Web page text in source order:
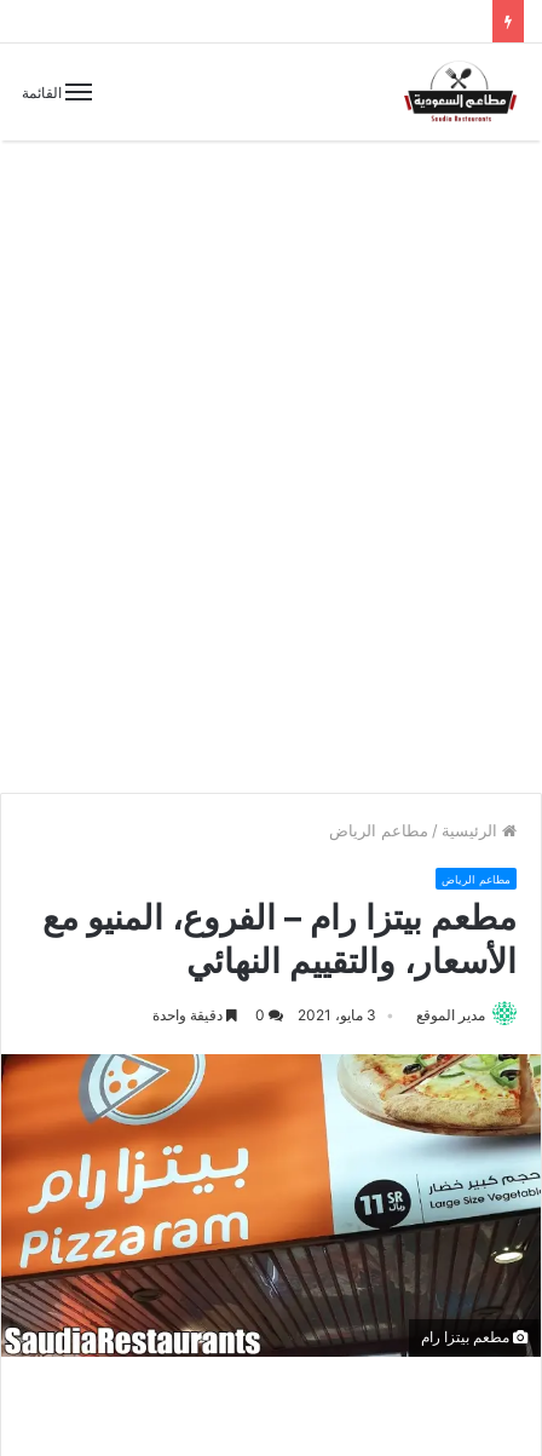
القائمة
الرئيسية / مطاعم الرياض
مطاعم الرياض
مطعم بيتزا رام – الفروع، المنيو مع
الأسعار، والتقييم النهائي
مدير الموقع 3 مايو، 2021 دقيقة واحدة
مطعم بيتزا رام